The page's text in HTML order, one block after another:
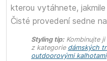
kterou vytáhnete,
Čisté provedení sedne
Styling tip:Kombinujte ji
z kategorie dámských
outdoorovými kalhotami